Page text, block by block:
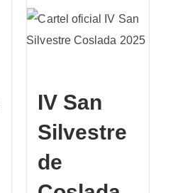
IV San
Silvestre
de